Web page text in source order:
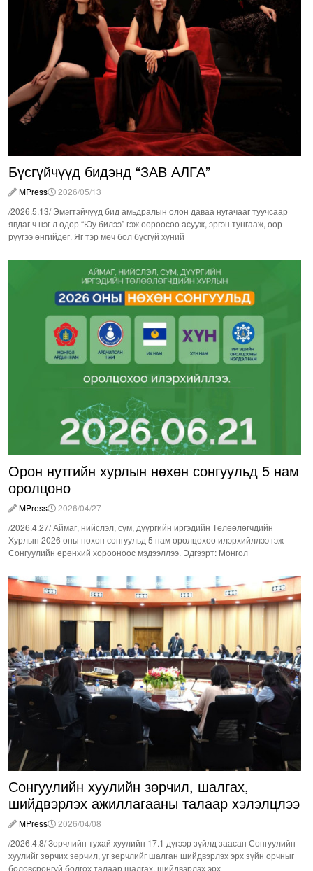
Бүсгүйчүүд бидэнд “ЗАВ АЛГА”
MPress
2026/05/13
/2026.5.13/ Эмэгтэйчүүд бид амьдралын олон даваа нугачааг туучсаар
явдаг ч нэг л өдөр “Юу билээ” гэж өөрөөсөө асууж, эргэн тунгааж, өөр
рүүгээ өнгийдөг. Яг тэр мөч бол бүсгүй хүний
Орон нутгийн хурлын нөхөн сонгуульд 5 нам
оролцоно
MPress
2026/04/27
/2026.4.27/ Аймаг, нийслэл, сум, дүүргийн иргэдийн Төлөөлөгчдийн
Хурлын 2026 оны нөхөн сонгуульд 5 нам оролцохоо илэрхийллээ гэж
Сонгуулийн ерөнхий хорооноос мэдээллээ. Эдгээрт: Монгол
Сонгуулийн хуулийн зөрчил, шалгах,
шийдвэрлэх ажиллагааны талаар хэлэлцлээ
MPress
2026/04/08
/2026.4.8/ Зөрчлийн тухай хуулийн 17.1 дүгээр зүйлд заасан Сонгуулийн
хуулийг зөрчих зөрчил, уг зөрчлийг шалган шийдвэрлэх эрх зүйн орчныг
боловсронгуй болгох талаар шалгах, шийдвэрлэх эрх